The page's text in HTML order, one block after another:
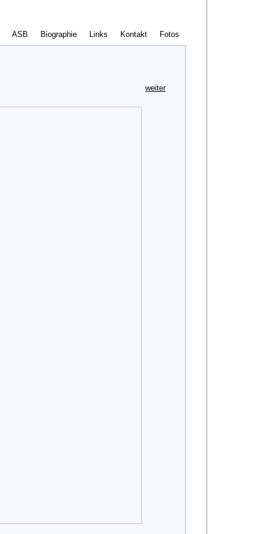
ASB Biographie Links Kontakt Fotos
weiter